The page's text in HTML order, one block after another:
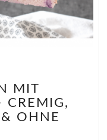
MIT
CREMIG,
OHNE